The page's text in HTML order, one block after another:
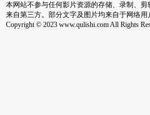
本网站不参与任何影片资源的存储、录制、
来自第三方。部分文字及图片均来自于网络用
Copyright © 2023 www.qulishi.com All Rights